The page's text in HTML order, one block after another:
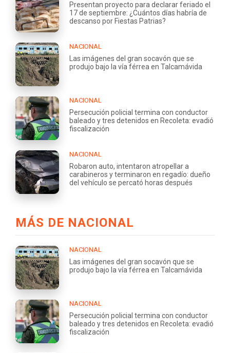
Presentan proyecto para declarar feriado el
17 de septiembre: ¿Cuántos días habría de
descanso por Fiestas Patrias?
NACIONAL
Las imágenes del gran socavón que se
produjo bajo la vía férrea en Talcamávida
NACIONAL
Persecución policial termina con conductor
baleado y tres detenidos en Recoleta: evadió
fiscalización
NACIONAL
Robaron auto, intentaron atropellar a
carabineros y terminaron en regadío: dueño
del vehículo se percató horas después
MÁS DE NACIONAL
NACIONAL
Las imágenes del gran socavón que se
produjo bajo la vía férrea en Talcamávida
NACIONAL
Persecución policial termina con conductor
baleado y tres detenidos en Recoleta: evadió
fiscalización